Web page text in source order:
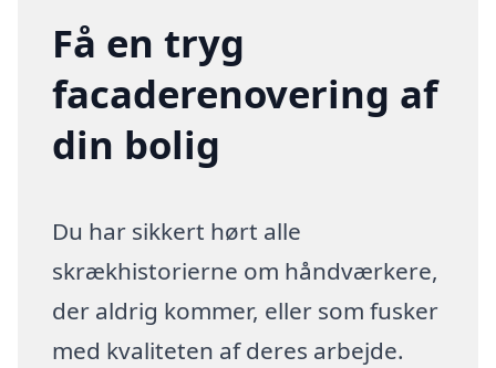
Få en tryg
facaderenovering af
din bolig
Du har sikkert hørt alle
skrækhistorierne om håndværkere,
der aldrig kommer, eller som fusker
med kvaliteten af deres arbejde.